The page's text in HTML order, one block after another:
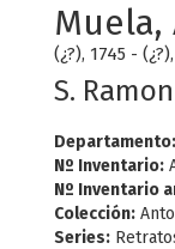
Muela,
(¿?), 1745 -
S.
Departamento:
Nº Inventario:
Nº Inventario
Colección:
Series: